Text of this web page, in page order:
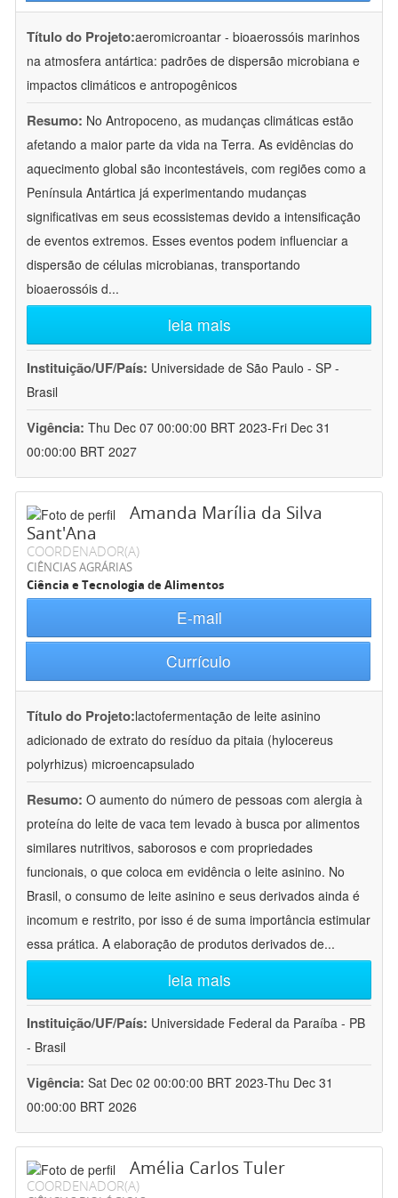
Título do Projeto:aeromicroantar - bioaerossóis marinhos
na atmosfera antártica: padrões de dispersão microbiana e
impactos climáticos e antropogênicos
Resumo: No Antropoceno, as mudanças climáticas estão
afetando a maior parte da vida na Terra. As evidências do
aquecimento global são incontestáveis, com regiões como a
Península Antártica já experimentando mudanças
significativas em seus ecossistemas devido a intensificação
de eventos extremos. Esses eventos podem influenciar a
dispersão de células microbianas, transportando
bioaerossóis d...
leia mais
Instituição/UF/País: Universidade de São Paulo - SP -
Brasil
Vigência: Thu Dec 07 00:00:00 BRT 2023-Fri Dec 31
00:00:00 BRT 2027
Amanda Marília da Silva
Sant'Ana
COORDENADOR(A)
CIÊNCIAS AGRÁRIAS
Ciência e Tecnologia de Alimentos
E-mail
Currículo
Título do Projeto:lactofermentação de leite asinino
adicionado de extrato do resíduo da pitaia (hylocereus
polyrhizus) microencapsulado
Resumo: O aumento do número de pessoas com alergia à
proteína do leite de vaca tem levado à busca por alimentos
similares nutritivos, saborosos e com propriedades
funcionais, o que coloca em evidência o leite asinino. No
Brasil, o consumo de leite asinino e seus derivados ainda é
incomum e restrito, por isso é de suma importância estimular
essa prática. A elaboração de produtos derivados de...
leia mais
Instituição/UF/País: Universidade Federal da Paraíba - PB
- Brasil
Vigência: Sat Dec 02 00:00:00 BRT 2023-Thu Dec 31
00:00:00 BRT 2026
Amélia Carlos Tuler
COORDENADOR(A)